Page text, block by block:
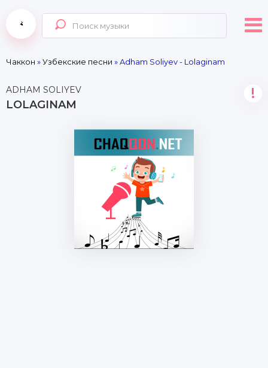
Чаккон »Узбекские песни » Adham Soliyev - Lolaginam
ADHAM SOLIYEV
LOLAGINAM
!